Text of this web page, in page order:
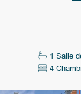
1 Salle
4